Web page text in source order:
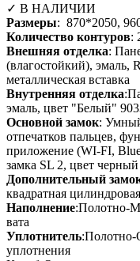
✓ В НАЛИЧИИ
Размеры: 870*2050,
Количество контуров:
Внешняя отделка:
(влагостойкий), эмаль,
металлическая вставка
Внутренняя отделка
эмаль, цвет "Белый"
Основной замок:
отпечатков пальцев,
приложение (WI-FI,
замка SL 2, цвет черный
Дополнительный
квадратная
Наполнение:Полотно-
вата
Уплотнитель:Полотно-
уплотнения